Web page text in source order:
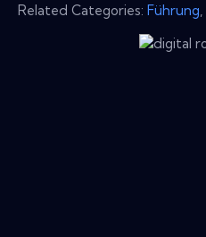
Related Categories: Führung